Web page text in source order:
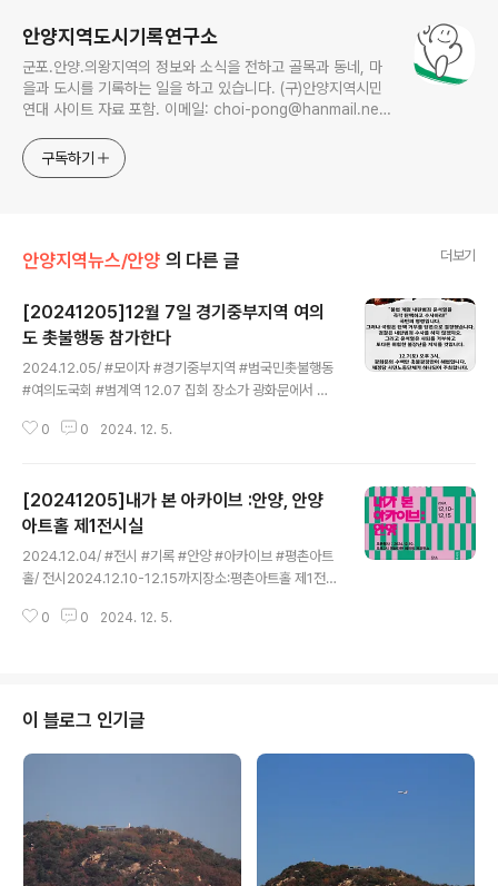
안양지역도시기록연구소
군포.안양.의왕지역의 정보와 소식을 전하고 골목과 동네, 마
을과 도시를 기록하는 일을 하고 있습니다. (구)안양지역시민
연대 사이트 자료 포함. 이메일: choi-pong@hanmail.net
구독하기
안양지역뉴스/안양 의 다른 글 더보기
[20241205]12월 7일 경기중부지역 여의
도 촛불행동 참가한다
2024.12.05/ #모이자 #경기중부지역 #범국민촛불행동
#여의도국회 #범계역 12.07 집회 장소가 광화문에서 국
0 0 2024. 12. 5.
[20241205]내가 본 아카이브 :안양, 안양
아트홀 제1전시실
2024.12.04/ #전시 #기록 #안양 #아카이브 #평촌아트
홀/ 전시2024.12.10-12.15까지장소:평촌아트홀 제1전시
이미경 이치영 임효례전태훈 최광삼 최미정 최병렬 황의
0 0 2024. 12. 5.
이 블로그 인기글